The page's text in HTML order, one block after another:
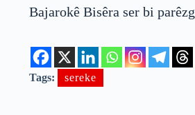
Bajarokê Bisêra ser bi
Tags: sereke